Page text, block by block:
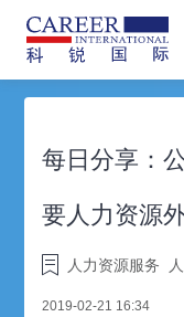
每日分享：
要人力资源
人力资源服务
2019-02-21 16:34